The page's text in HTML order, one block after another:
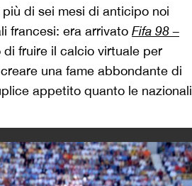
di sei mesi di anticipo noi
francesi: era arrivato Fifa 98 –
fruire il calcio virtuale per
una fame abbondante di
appetito quanto le nazionali